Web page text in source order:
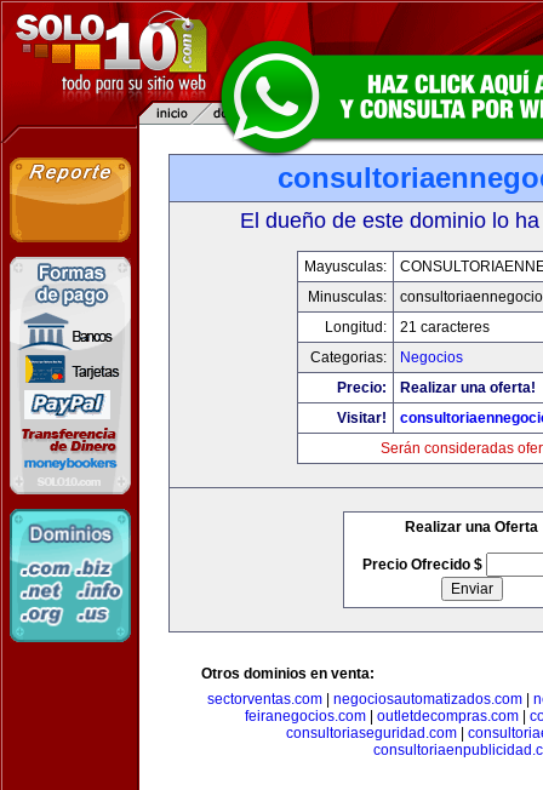
El dueño de este dominio lo
Mayusculas:
Minusculas:
Longitud:
21 caracteres
Categorias:
Negocios
Precio:
Realizar una oferta!
Visitar!
Serán consideradas
Realizar una Oferta
Precio Ofrecido $
Otros dominios en venta:
sectorventas.com
negociosautomatizados.com
feiranegocios.com| outletdecompras.com|
consultoriaseguridad.com